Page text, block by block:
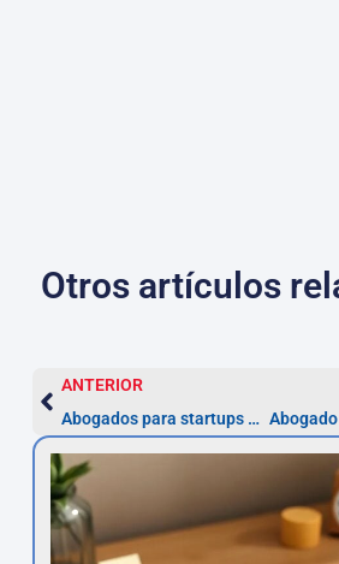
Otros artículos
ANTERIOR
Abogados para startups en Marbella: constituir SL desde 3.000€